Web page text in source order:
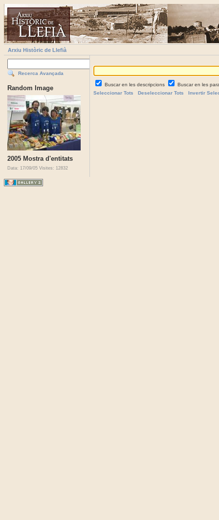
Arxiu Històric de Llefià
Recerca Avançada
Random Image
2005 Mostra d'entitats
Data: 17/09/05 Visites: 12832
Buscar en les descripcions
Buscar en les
Seleccionar Tots
Deseleccionar Tots Invertir